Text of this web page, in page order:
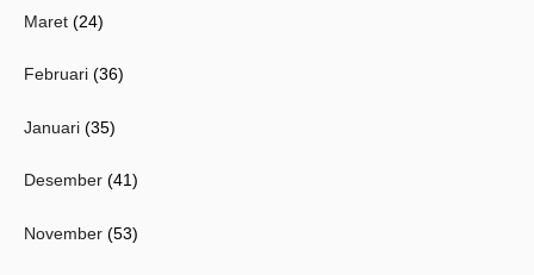
Maret (24)
Februari (36)
Januari (35)
Desember (41)
November (53)